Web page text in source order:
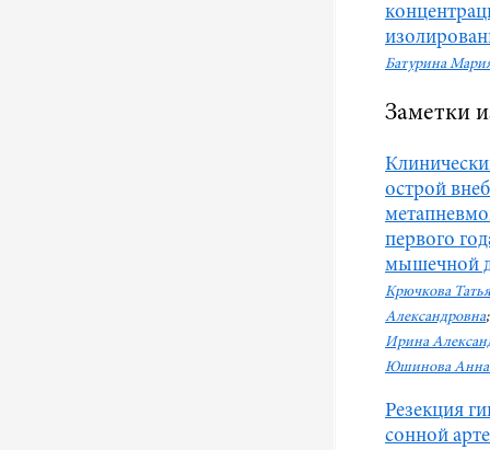
Батурина
Заметки
острой
первого
мышечной
Крючкова
Александровна
Ирина
Юшинова Анна
Резекция
сонной